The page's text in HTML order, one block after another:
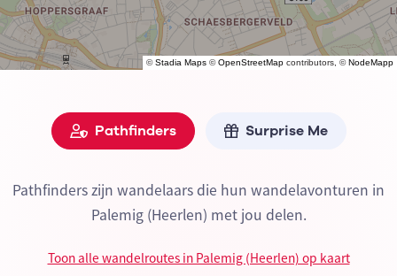
©Stadia Maps ©OpenStreetMap contributors, ©NodeMapp
Pathfinders Surprise Me
Pathfinders zijn wandelaars die hun wandelavonturen in
Palemig (Heerlen) met jou delen.
Toon alle wandelroutes in Palemig (Heerlen) op kaart